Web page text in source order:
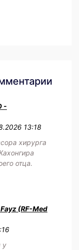
-
13:18
хирурга
отца.
(RF-Med
у